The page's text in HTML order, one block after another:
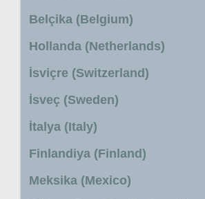
Belçika (Belgium)
Hollanda (Netherlands)
İsviçre (Switzerland)
İsveç (Sweden)
İtalya (Italy)
Finlandiya (Finland)
Meksika (Mexico)